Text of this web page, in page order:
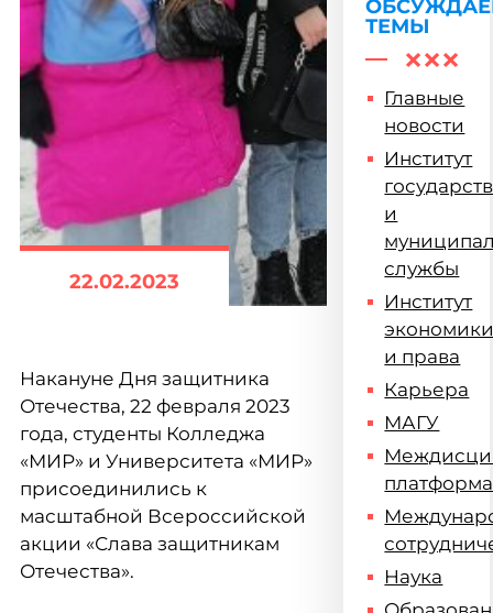
22.02.2023
Накануне Дня защитника
Отечества, 22 февраля 2023
года, студенты Колледжа
«МИР» и Университета «МИР»
присоединились к
масштабной Всероссийской
акции «Слава защитникам
Отечества».
ТЕМЫ
Главные
новости
Институт
и
службы
Институт
и права
Карьера
МАГУ
платформа
Наука